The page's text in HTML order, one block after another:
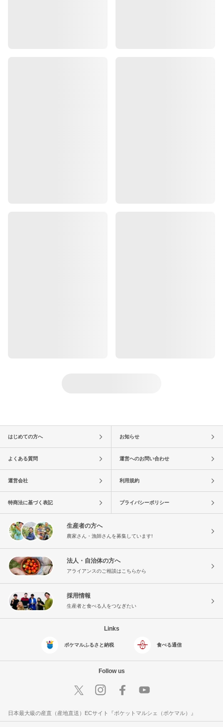
はじめての方へ お知らせ
よくある質問 運営へのお問い合わせ
運営会社 利用規約
特商法に基づく表記 プライバシーポリシー
生産者の方へ
農家さん・漁師さんを募集しています!
法人・自治体の方へ
アライアンスのご相談はこちらから
採用情報
生産者と食べる人をつなぎたい
Links
ポケマルふるさと納税 食べる通信
Follow us
日本最大級の産直（産地直送）ECサイト『ポケットマルシェ（ポケマル）』